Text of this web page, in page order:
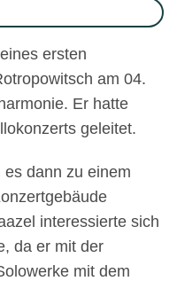
ersten
am 04.
Er hatte
geleitet.
dann zu einem
interessierte sich
da er mit der
mit dem